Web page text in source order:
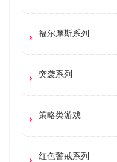
福尔摩斯系列
突袭系列
策略类游戏
红色警戒系列